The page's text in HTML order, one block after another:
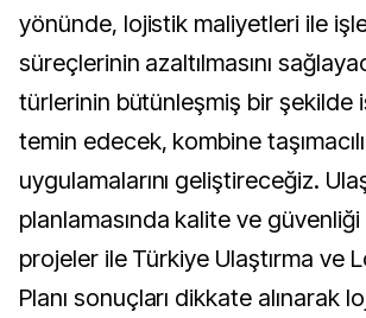
yönünde, lojistik maliyetleri ile
süreçlerinin azaltılmasını
türlerinin bütünleşmiş bir şekilde
temin edecek, kombine
uygulamalarını geliştireceğiz.
planlamasında kalite ve
projeler ile Türkiye Ulaştırma ve
Planı sonuçları dikkate alınarak